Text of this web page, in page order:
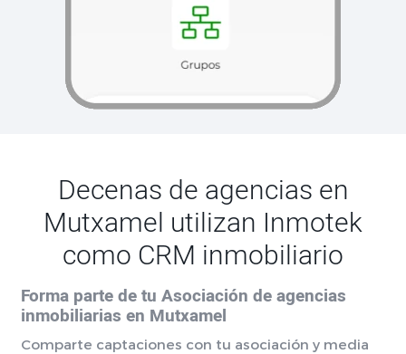
Decenas de agencias en
Mutxamel utilizan Inmotek
como CRM inmobiliario
Forma parte de tu Asociación de agencias
inmobiliarias en Mutxamel
Comparte captaciones con tu asociación y media